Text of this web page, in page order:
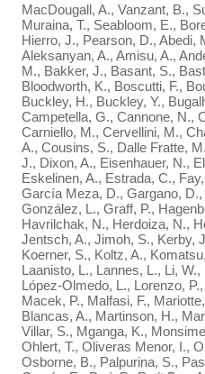
MacDougall, A., Vanzant, B.,
Muraina, T., Seabloom, E.,
Hierro, J., Pearson, D., Abedi,
Aleksanyan, A., Amisu, A.,
M., Bakker, J., Basant, S.,
Bloodworth, K., Boscutti, F.,
Buckley, H., Buckley, Y.,
Campetella, G., Cannone, N.,
Carniello, M., Cervellini, M.,
A., Cousins, S., Dalle Fratte,
J., Dixon, A., Eisenhauer, N.,
Eskelinen, A., Estrada, C.,
García Meza, D., Gargano,
González, L., Graff, P.,
Havrilchak, N., Herdoiza, N.,
Jentsch, A., Jimoh, S., Kerby,
Koerner, S., Koltz, A.,
Laanisto, L., Lannes, L., Li,
López-Olmedo, L., Lorenzo,
Macek, P., Malfasi, F.,
Blancas, A., Martinson, H.,
Villar, S., Mganga, K.,
Ohlert, T., Oliveras Menor, I.,
Osborne, B., Palpurina, S.,